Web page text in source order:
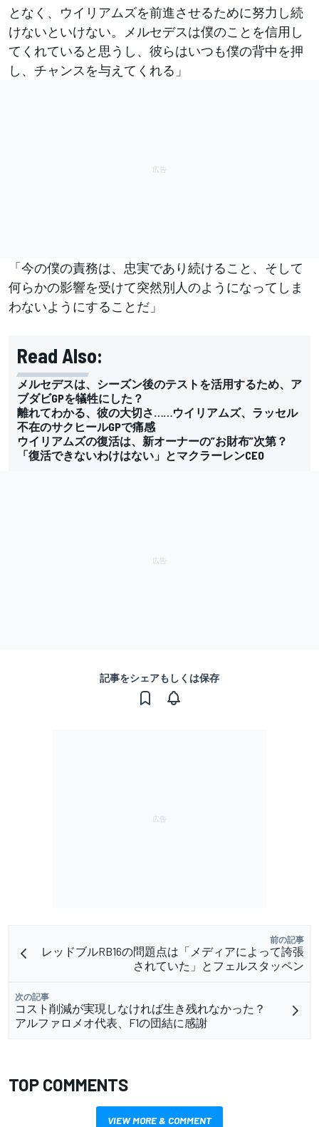
となく、ウイリアムズを前進させるために努力し続
けないといけない。メルセデスは僕のことを信用し
てくれていると思うし、彼らはいつも僕の背中を押
し、チャンスを与えてくれる」
「今の僕の責務は、忠実であり続けること、そして
何らかの影響を受けて突然別人のようになってしま
わないようにすることだ」
Read Also:
メルセデスは、シーズン後のテストを活用するため、ア
ブダビGPを犠牲にした？
離れてわかる、彼の大切さ……ウイリアムズ、ラッセル
不在のサクヒールGPで痛感
ウイリアムズの復活は、新オーナーの”お財布”次第？
「復活できないわけはない」とマクラーレンCEO
記事をシェアもしくは保存
前の記事
レッドブルRB16の問題点は「メディアによって誇張
されていた」とフェルスタッペン
次の記事
コスト削減が実現しなければ生き残れなかった？
アルファロメオ代表、F1の団結に感謝
TOP COMMENTS
VIEW MORE & COMMENT